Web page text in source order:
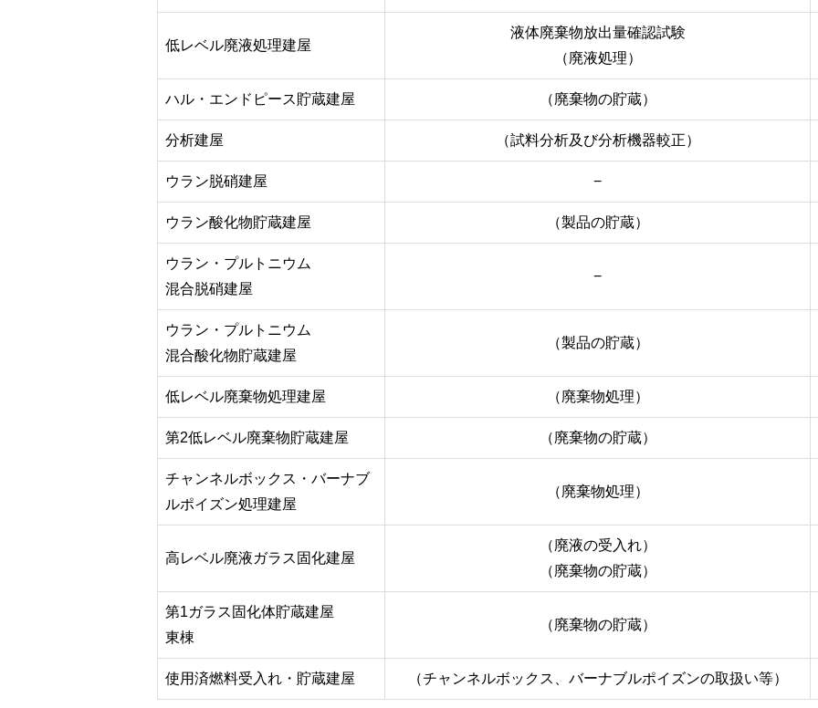
低レベル廃液処理建屋
液体廃棄物放出量確認試験
（廃液処理）
ハル・エンドピース貯蔵建屋 （廃棄物の貯蔵）
分析建屋 （試料分析及び分析機器較正）
ウラン脱硝建屋 −
ウラン酸化物貯蔵建屋 （製品の貯蔵）
ウラン・プルトニウム
混合脱硝建屋
−
ウラン・プルトニウム
混合酸化物貯蔵建屋
（製品の貯蔵）
低レベル廃棄物処理建屋 （廃棄物処理）
第2低レベル廃棄物貯蔵建屋 （廃棄物の貯蔵）
チャンネルボックス・バーナブ
ルポイズン処理建屋
（廃棄物処理）
高レベル廃液ガラス固化建屋
（廃液の受入れ）
（廃棄物の貯蔵）
第1ガラス固化体貯蔵建屋
東棟
（廃棄物の貯蔵）
使用済燃料受入れ・貯蔵建屋 （チャンネルボックス、バーナブルポイズンの取扱い等）